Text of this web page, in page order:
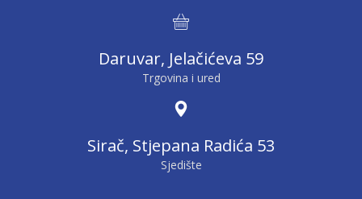
Daruvar, Jelačićeva 59
Trgovina i ured
Sirač, Stjepana Radića 53
Sjedište